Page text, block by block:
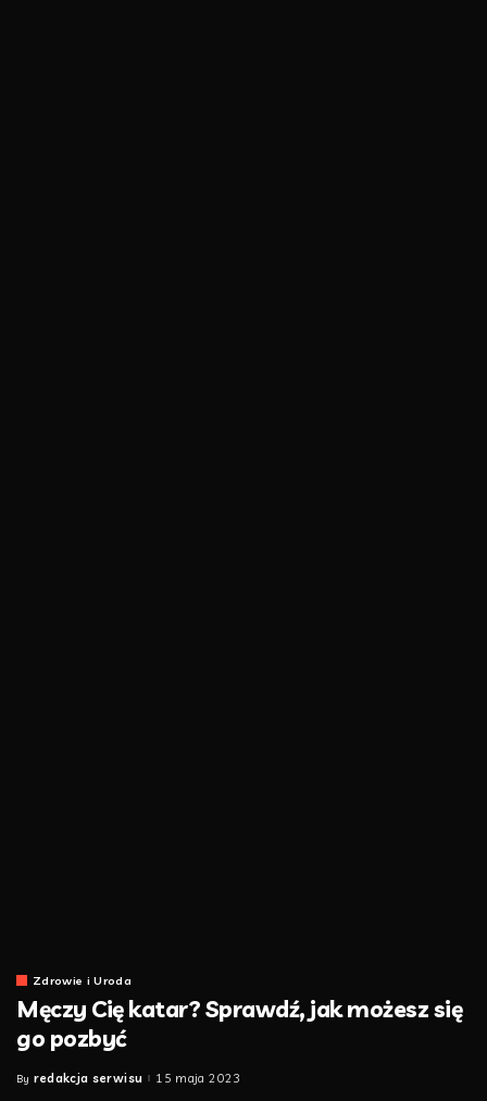
Zdrowie i Uroda
Męczy Cię katar? Sprawdź, jak możesz się
go pozbyć
Posted
By redakcja serwisu 15 maja 2023